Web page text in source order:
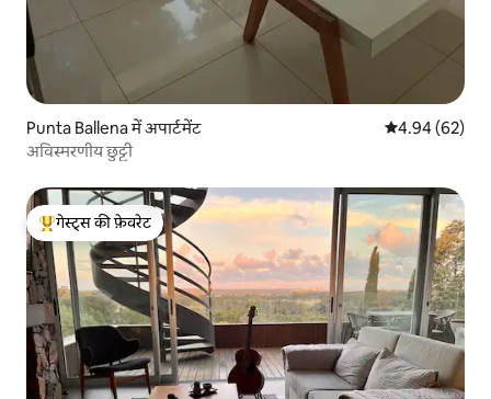
Punta Ballena में अपार्टमेंट औसत रेटिंग 5 में
4.94 (62)
अविस्मरणीय छुट्टी
गेस्ट्स का टॉप फ़ेवरेट
गेस्ट्स की फ़ेवरेट